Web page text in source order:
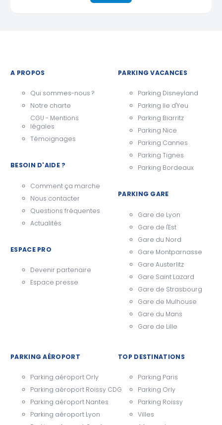
A PROPOS
Qui sommes-nous ?
Notre charte
CGU - Mentions
légales
Témoignages
BESOIN D'AIDE ?
Comment ça marche
Nous contacter
Questions fréquentes
Actualités
ESPACE PRO
Devenir partenaire
Espace presse
PARKING VACANCES
Parking Disneyland
Parking Ile d'Yeu
Parking Biarritz
Parking Nice
Parking Cannes
Parking Tignes
Parking Bordeaux
PARKING GARE
Gare de Lyon
Gare de l'Est
Gare du Nord
Gare Montparnasse
Gare Austerlitz
Gare Saint Lazard
Gare de Strasbourg
Gare de Mulhouse
Gare du Mans
Gare de Lille
PARKING AÉROPORT
Parking aéroport Orly
Parking aéroport Roissy CDG
Parking aéroport Nantes
Parking aéroport Lyon
TOP DESTINATIONS
Parking Paris
Parking Orly
Parking Roissy
Villes